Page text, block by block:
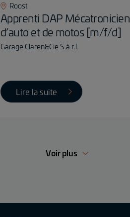
Roost
Apprenti DAP Mécatronicien
d’auto et de motos [m/f/d]
Garage Claren&Cie S.à r.l.
Lire la suite
Voir plus